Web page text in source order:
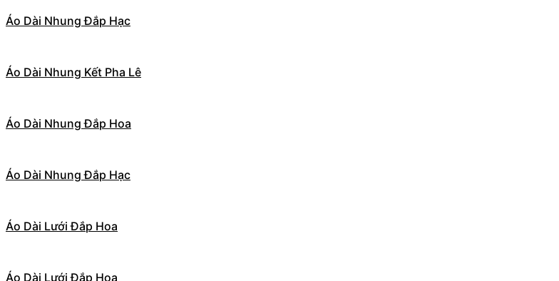
Áo Dài Nhung Đắp Hạc
Áo Dài Nhung Kết Pha Lê
Áo Dài Nhung Đắp Hoa
Áo Dài Nhung Đắp Hạc
Áo Dài Lưới Đắp Hoa
Áo Dài Lưới Đắp Hoa